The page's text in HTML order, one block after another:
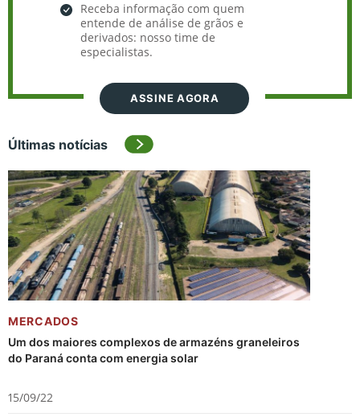
Receba informação com quem
entende de análise de grãos e
derivados: nosso time de
especialistas.
ASSINE AGORA
Últimas notícias
MERCADOS
Um dos maiores complexos de armazéns graneleiros
do Paraná conta com energia solar
15/09/22